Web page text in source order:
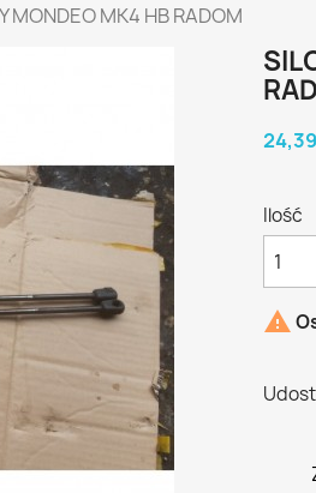
MONDEO MK4 HB RADOM
Ilość
